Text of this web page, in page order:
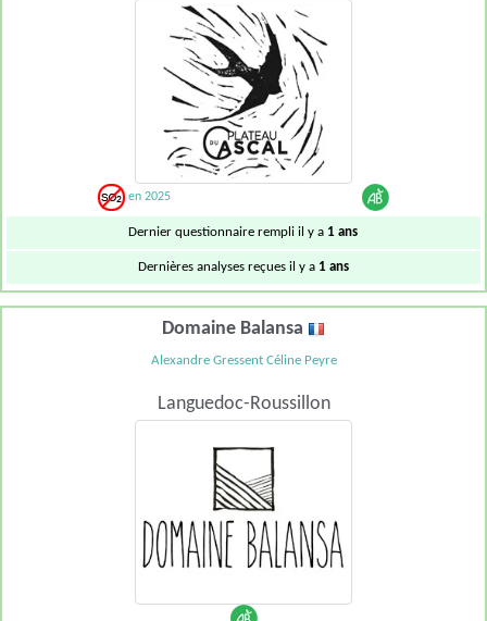
en 2025
Dernier questionnaire rempli il y a 1 ans
Dernières analyses reçues il y a 1 ans
Domaine Balansa
Alexandre Gressent Céline Peyre
Languedoc-Roussillon